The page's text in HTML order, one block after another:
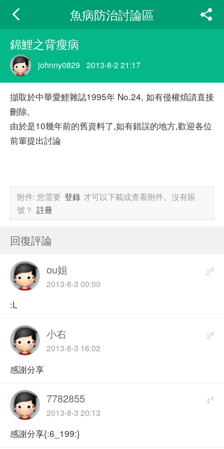
魚病防治討論區
錦鯉之背瘦病
johnny0829 2013-8-2 21:17
擷取於中華愛鯉雜誌1995年 No.24, 如有侵權煩請直接
刪除,
由於是10幾年前的舊資料了,如有錯誤的地方,歡迎各位
前輩提出討論
附件:您需要 登錄 才可以下載或查看附件。沒有賬
號？ 註冊
回復評論
2#
ou姐
2013-8-3 00:00
:L
3#
小右
2013-8-3 16:02
感謝分享
4#
7782855
2013-8-3 20:13
感謝分享{:6_199:}